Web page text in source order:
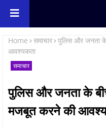
Home समाचार पुलिस और जनता
आवश्यकता
समाचार
पुलिस और जनता के
मजबूत करने की